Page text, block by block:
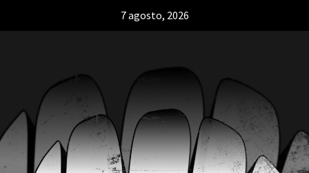
7 agosto, 2026